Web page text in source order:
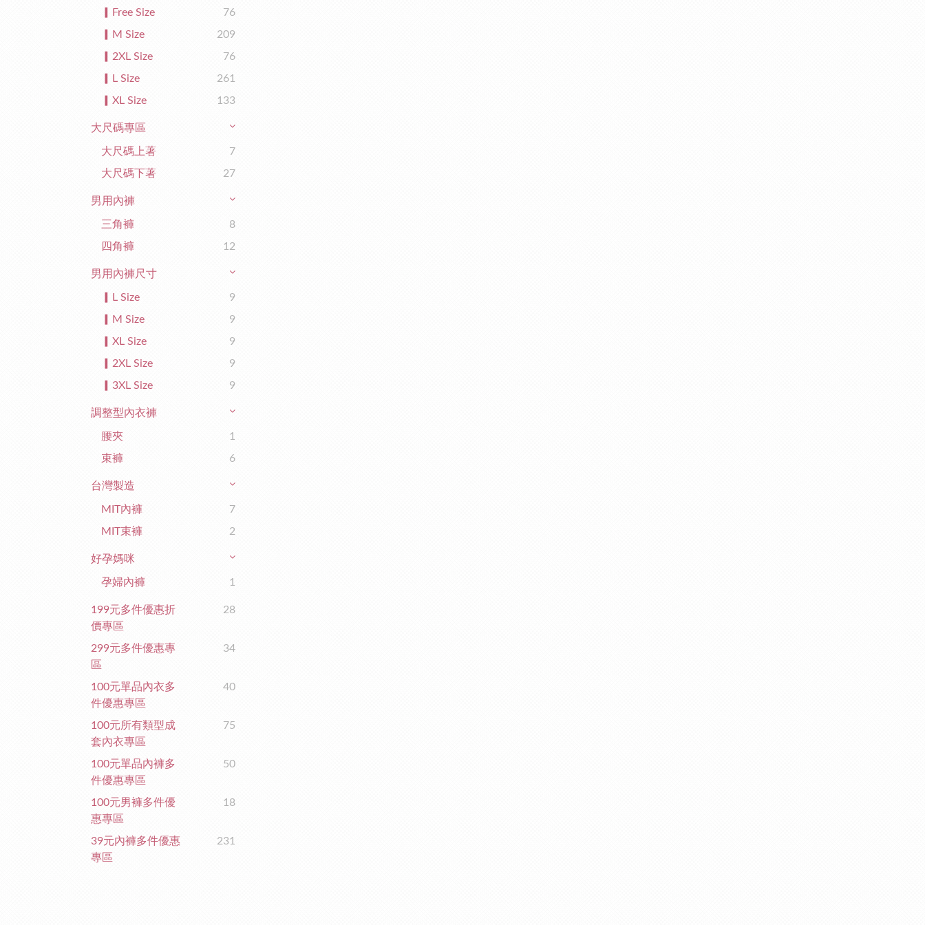
▎Free Size
76
▎M Size
209
▎2XL Size
76
▎L Size
261
▎XL Size
133
大尺碼專區
大尺碼上著
7
大尺碼下著
27
男用內褲
三角褲
8
四角褲
12
男用內褲尺寸
▎L Size
9
▎M Size
9
▎XL Size
9
▎2XL Size
9
▎3XL Size
9
調整型內衣褲
腰夾
1
束褲
6
台灣製造
MIT內褲
7
MIT束褲
2
好孕媽咪
孕婦內褲 1
199元多件優惠折
價專區
28
299元多件優惠專
區
34
100元單品內衣多
件優惠專區
40
100元所有類型成
套內衣專區
75
100元單品內褲多
件優惠專區
50
100元男褲多件優
惠專區
18
39元內褲多件優惠
專區
231